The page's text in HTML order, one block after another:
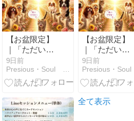
【お盆限定】
｜「ただい
ま」「おかえ
り」虹の橋の
あの子と、も
わせる時間
9日前
【お盆限定】
｜「ただい
ま」「おかえ
り」虹の橋の
あの子と、も
わせる時間
9日前
全て表示